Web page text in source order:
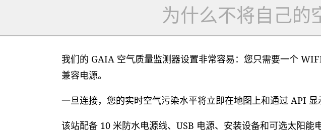
为什么不将自己的
我们的 GAIA 空气质量监测器设置非常容易：您只需要一个
兼容电源。
一旦连接，您的实时空气污染水平将立即在地图上和通过 API 显
该站配备 10 米防水电源线、USB 电源、安装设备和可选太阳能